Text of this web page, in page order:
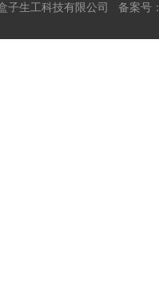
子生工科技有限公司 备案号：